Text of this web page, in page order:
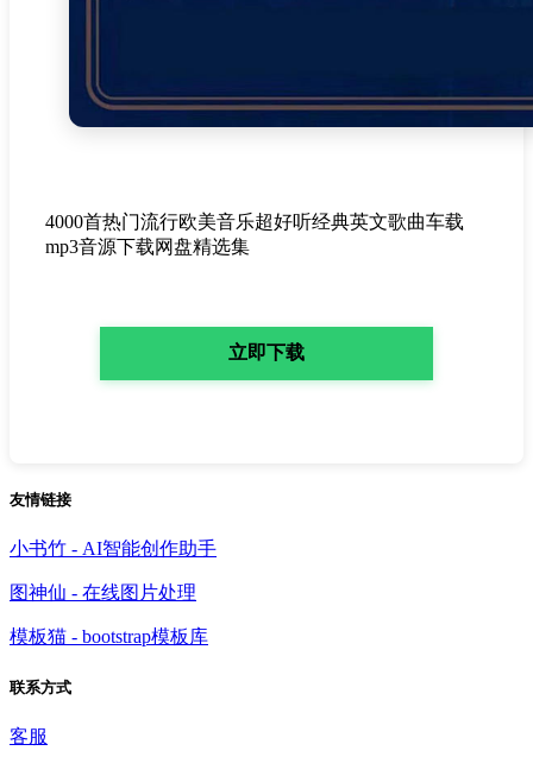
4000首热门流行欧美音乐超好听经典英文歌曲车载
mp3音源下载网盘精选集
立即下载
友情链接
小书竹 - AI智能创作助手
图神仙 - 在线图片处理
模板猫 - bootstrap模板库
联系方式
客服